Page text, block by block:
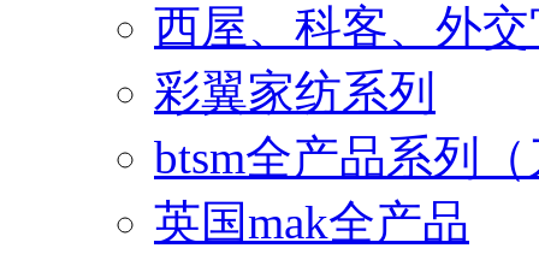
西屋、科客、外
彩翼家纺系列
btsm全产品系列
英国mak全产品